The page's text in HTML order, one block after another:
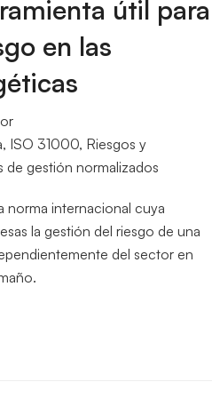
útil para
en las
, ISO 31000, Riesgos y
de gestión normalizados
norma internacional cuya
la gestión del riesgo de una
del sector en